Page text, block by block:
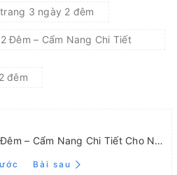
3 ngày 2 đêm
Đêm – Cẩm Nang Chi Tiết
đêm
Tour Nha Trang 3 Ngày 2 Đêm – Cẩm Nang Chi Tiết Cho Người Mới
Bài sau